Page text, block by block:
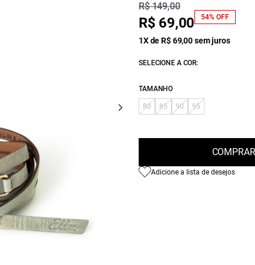
R$ 149,00
R$ 69,00 54% OFF
1X de R$ 69,00 sem juros
SELECIONE A COR:
TAMANHO
80 85 90 95
COMPRAR
Adicione a lista de desejos